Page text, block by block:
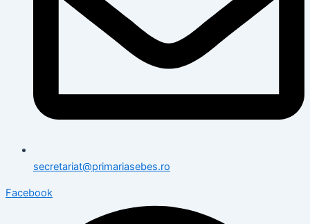
secretariat@primariasebes.ro
Facebook